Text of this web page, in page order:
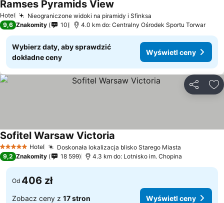
Hotel Nieograniczone widoki na piramidy i Sfinksa
Ramses Pyramids View
9,6 Znakomity 10 4.0 km do: Centralny Ośrodek Sportu Torwar
Wybierz daty, aby sprawdzić
dokładne ceny
Wyświetl ceny
5 KategoriaHotel Doskonała lokalizacja blisko Starego Miasta
Sofitel Warsaw Victoria
9,2 Znakomity 18 599 4.3 km do: Lotnisko im. Chopina
Od 406 zł
Zobacz ceny z 17 stron Wyświetl ceny